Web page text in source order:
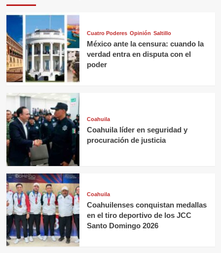
Cuatro Poderes Opinión Saltillo
México ante la censura: cuando la
verdad entra en disputa con el
poder
Coahuila
Coahuila líder en seguridad y
procuración de justicia
Coahuila
Coahuilenses conquistan medallas
en el tiro deportivo de los JCC
Santo Domingo 2026